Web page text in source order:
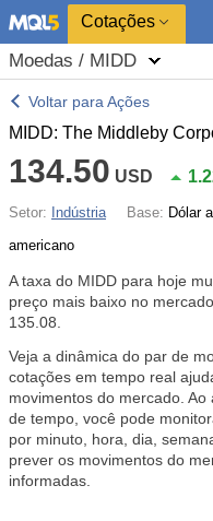
Cotações
Moedas / MIDD
Voltar para Ações
MIDD: The Middleby
134.50 USD
Setor: Indústria Base: Dólar
americano
A taxa do MIDD para hoje
preço mais baixo no
135.08.
Veja a dinâmica do par de
cotações em tempo real
movimentos do mercado.
de tempo, você pode
por minuto, hora, dia,
prever os movimentos do
informadas.